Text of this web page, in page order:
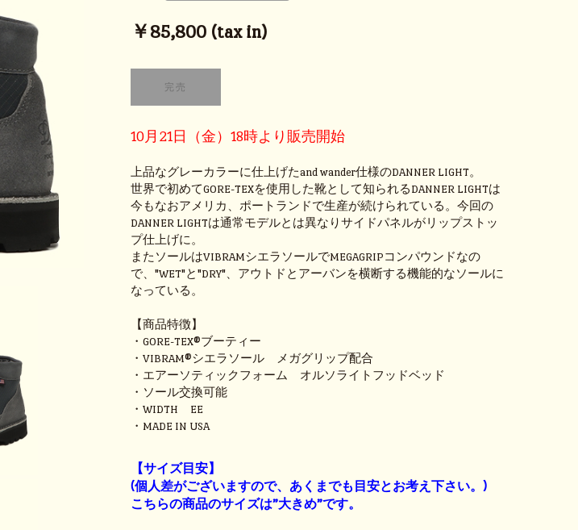
￥85,800 (tax in)
10月21日（金）18時より販売開始
上品なグレーカラーに仕上げたand wander仕様のDANNER LIGHT。
世界で初めてGORE-TEXを使用した靴として知られるDANNER LIGHTは
今もなおアメリカ、ポートランドで生産が続けられている。今回の
DANNER LIGHTは通常モデルとは異なりサイドパネルがリップストッ
プ仕上げに。
またソールはVIBRAMシエラソールでMEGAGRIPコンパウンドなの
で、"WET"と"DRY"、アウトドとアーバンを横断する機能的なソールに
なっている。
【商品特徴】
・GORE-TEX®ブーティー
・VIBRAM®シエラソール メガグリップ配合
・エアーソティックフォーム オルソライトフッドベッド
・ソール交換可能
・WIDTH EE
・MADE IN USA
【サイズ目安】
(個人差がございますので、あくまでも目安とお考え下さい。)
こちらの商品のサイズは”大きめ”です。